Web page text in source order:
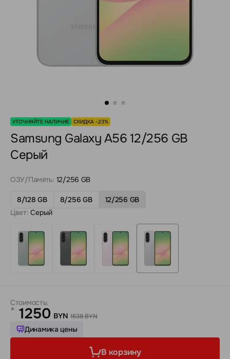
УТОЧНЯЙТЕ НАЛИЧИЕ СКИДКА -23%
Samsung Galaxy A56 12/256 GB
Серый
ОЗУ/Память: 12/256 GB
8/128 GB 8/256 GB
12/256 GB
Цвет: Серый
Стоимость:
* 1250 BYN 1538 BYN
Динамика цены
В корзину